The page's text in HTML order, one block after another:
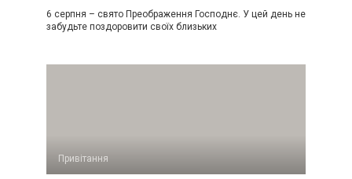
6 серпня – свято Преображення Господнє. У цей день не
забудьте поздоровити своїх близьких
Привітання